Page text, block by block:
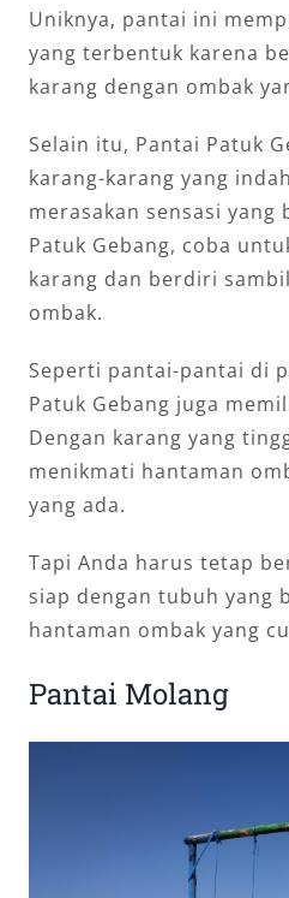
Uniknya, pantai ini
yang terbentuk karena
karang dengan ombak
Selain itu, Pantai Patuk
karang-karang yang
merasakan sensasi yang
Patuk Gebang, coba
karang dan berdiri
ombak.
Seperti pantai-pantai di
Patuk Gebang juga
Dengan karang yang
menikmati hantaman
yang ada.
Tapi Anda harus tetap
siap dengan tubuh yang
hantaman ombak yang
Pantai Molang